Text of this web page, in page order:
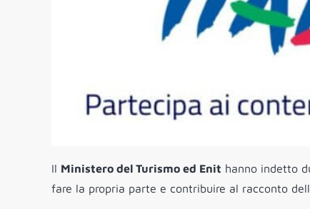
Il Ministero del Turismo ed Enit hanno indetto
fare la propria parte e contribuire al racconto